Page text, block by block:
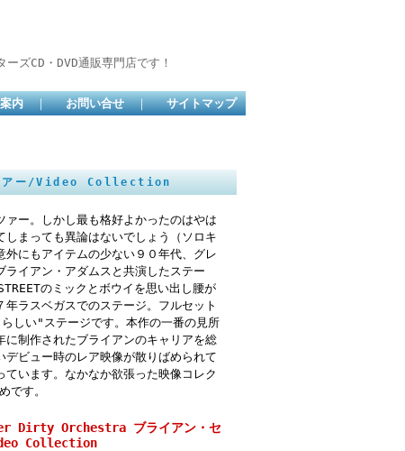
ズCD・DVD通販専門店です！
内 ｜ お問い合せ ｜ サイトマップ
アー/Video Collection
ー。しかし最も格好よかったのはやは
まっても異論はないでしょう（ソロキ
にもアイテムの少ない９０年代、グレ
イアン・アダムスと共演したステー
のミックとボウイを思い出し腰が
ラスベガスでのステージ。フルセット
しい"ステージです。本作の一番の見所
制作されたブライアンのキャリアを総
ビュー時のレア映像が散りばめられて
います。なかなか欲張った映像コレク
す。
Dirty Orchestra ブライアン・セ
Collection